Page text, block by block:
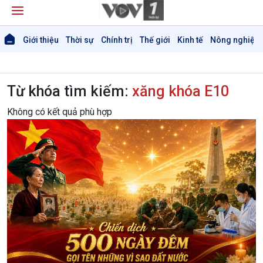
Giới thiệu Thời sự Chính trị Thế giới Kinh tế Nông nghiệp
Giới thiệu
Thời sự
Thời sự 6h
Thời sự 12h
Thời sự 18h
Thời sự 21h30
Bản tin
Chuyên mục
Theo dòng Thời sự
Chính trị
Thế giới
Từ khóa tìm kiếm: xăng khóa E10
Không có kết quả phù hợp